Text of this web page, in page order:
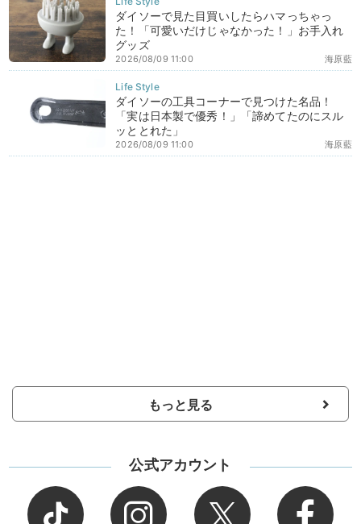
ダイソーで見た目買いしたらハマっちゃっ
た！「可愛いだけじゃなかった！」お手入れ
グッズ
海原藍
2026/08/09 11:00
ダイソーの工具コーナーで見つけた名品！
「実は日本製で優秀！」「諦めてたのにスル
ッととれた」
海原藍
2026/08/09 11:00
もっと見る
公式アカウント